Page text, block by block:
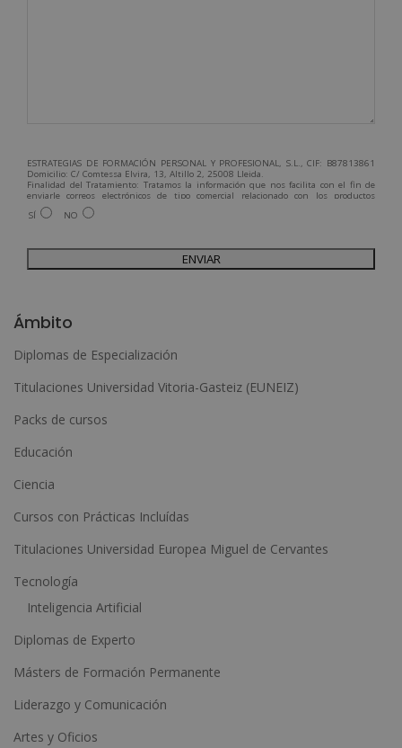
ESTRATEGIAS DE FORMACIÓN PERSONAL Y PROFESIONAL, S.L., CIF: B87813861
Domicilio: C/ Comtessa Elvira, 13, Altillo 2, 25008 Lleida.
Finalidad del Tratamiento: Tratamos la información que nos facilita con el fin de
enviarle correos electrónicos de tipo comercial relacionado con los productos
ofrecidos y otros tipo de productos que fueran de su interés.
Legitimación del tratamiento: Consentimiento del interesado.
Para más información consulte nuestra Política de Privacidad.
Desea recibir información comercial (vía telefónica y/o email):
SÍ NO
e
r
n
i
v
e
Ámbito
Diplomas de Especialización
Titulaciones Universidad Vitoria-Gasteiz (EUNEIZ)
Packs de cursos
Educación
Ciencia
Cursos con Prácticas Incluídas
Titulaciones Universidad Europea Miguel de Cervantes
Tecnología
Inteligencia Artificial
Diplomas de Experto
Másters de Formación Permanente
Liderazgo y Comunicación
Artes y Oficios